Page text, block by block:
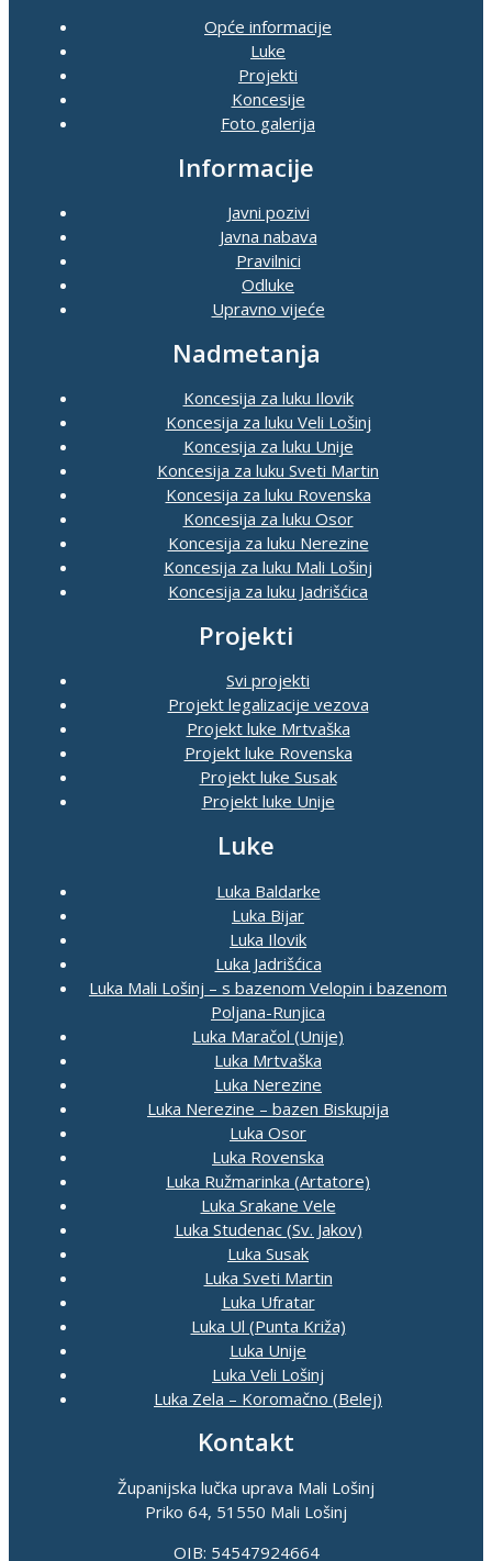
Opće informacije
Luke
Projekti
Koncesije
Foto galerija
Informacije
Javni pozivi
Javna nabava
Pravilnici
Odluke
Upravno vijeće
Nadmetanja
Koncesija za luku Ilovik
Koncesija za luku Veli Lošinj
Koncesija za luku Unije
Koncesija za luku Sveti Martin
Koncesija za luku Rovenska
Koncesija za luku Osor
Koncesija za luku Nerezine
Koncesija za luku Mali Lošinj
Koncesija za luku Jadrišćica
Projekti
Svi projekti
Projekt legalizacije vezova
Projekt luke Mrtvaška
Projekt luke Rovenska
Projekt luke Susak
Projekt luke Unije
Luke
Luka Baldarke
Luka Bijar
Luka Ilovik
Luka Jadrišćica
Luka Mali Lošinj – s bazenom Velopin i bazenom
Poljana-Runjica
Luka Maračol (Unije)
Luka Mrtvaška
Luka Nerezine
Luka Nerezine – bazen Biskupija
Luka Osor
Luka Rovenska
Luka Ružmarinka (Artatore)
Luka Srakane Vele
Luka Studenac (Sv. Jakov)
Luka Susak
Luka Sveti Martin
Luka Ufratar
Luka Ul (Punta Križa)
Luka Unije
Luka Veli Lošinj
Luka Zela – Koromačno (Belej)
Kontakt
Županijska lučka uprava Mali Lošinj
Priko 64, 51550 Mali Lošinj
OIB: 54547924664